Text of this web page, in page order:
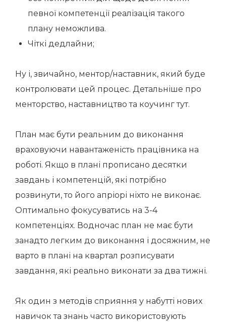
певної компетенції реалізація такого
плану неможлива.
Чіткі дедлайни;
Ну і, звичайно, ментор/наставник, який буде
контролювати цей процес. Детальніше про
менторство, наставництво та коучинг тут.
План має бути реальним до виконання
враховуючи навантаженість працівника на
роботі. Якщо в плані прописано десятки
завдань і компетенцій, які потрібно
розвинути, то його апріорі ніхто не виконає.
Оптимально фокусуватись на 3-4
компетенціях. Водночас план не має бути
занадто легким до виконання і досяжним, не
варто в плані на квартал розписувати
завдання, які реально виконати за два тижні.
Як один з методів сприяння у набутті нових
навичок та знань часто використовують